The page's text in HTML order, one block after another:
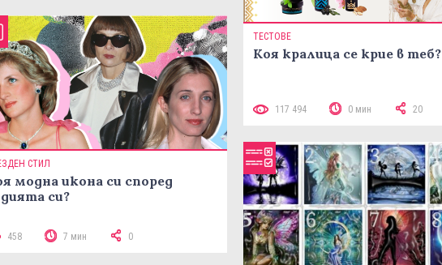
СТИЛ
модна икона си според
си?
458 7 мин 0
ТЕСТОВЕ
Коя кралица се крие в теб?
117 494 0 мин 20